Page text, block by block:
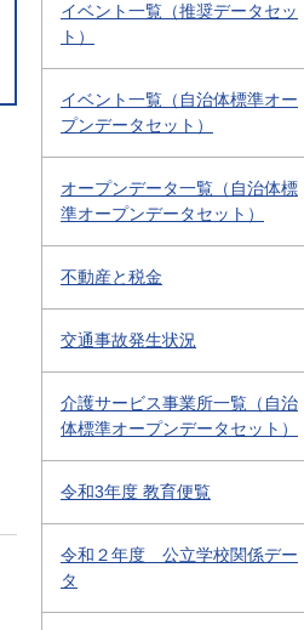
イベント一覧（推奨データセッ
ト）
イベント一覧（自治体標準オー
プンデータセット）
オープンデータ一覧（自治体標
準オープンデータセット）
不動産と税金
交通事故発生状況
介護サービス事業所一覧（自治
体標準オープンデータセット）
令和3年度 教育便覧
令和２年度 公立学校関係デー
タ